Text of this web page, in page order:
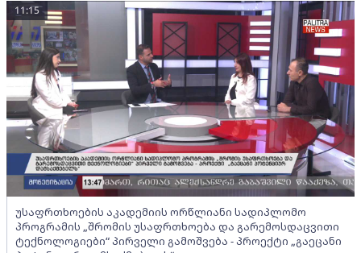
უსაფრთხოების აკადემიის ორწლიანი სადიპლომო
პროგრამის „შრომის უსაფრთხოება და გარემოსდაცვითი
ტექნოლოგიები“ პირველი გამოშვება - პროექტი „გაეცანი
11:15